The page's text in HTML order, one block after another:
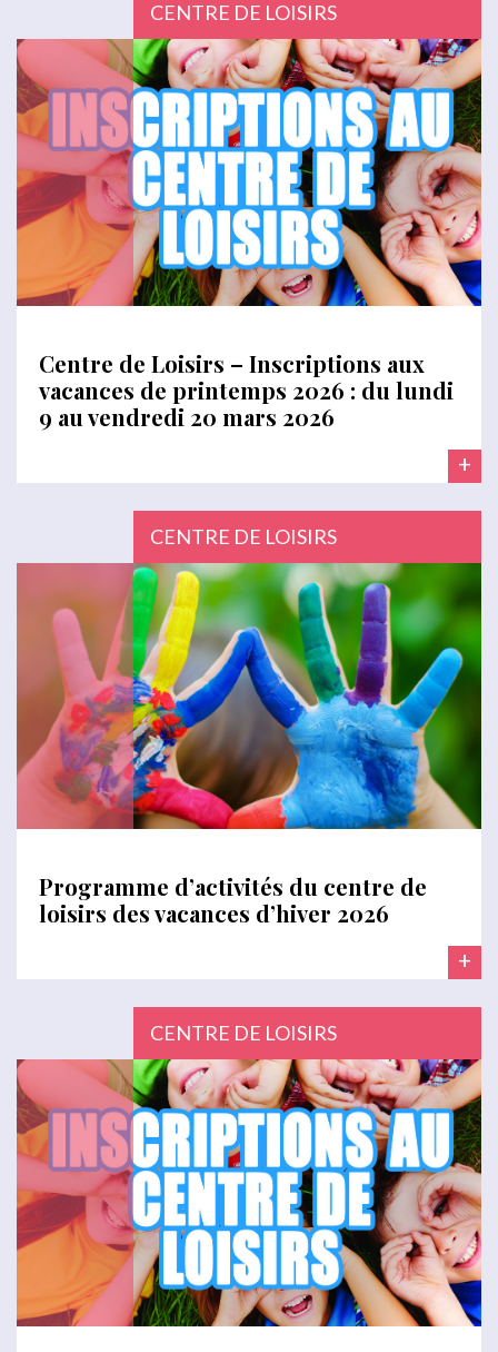
CENTRE DE LOISIRS
Centre de Loisirs – Inscriptions aux
vacances de printemps 2026 : du lundi
9 au vendredi 20 mars 2026
+
CENTRE DE LOISIRS
Programme d’activités du centre de
loisirs des vacances d’hiver 2026
+
CENTRE DE LOISIRS